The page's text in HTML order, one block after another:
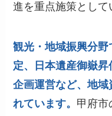
進を重点施策として
観光・地域振興分
定、日本遺産御嶽
企画運営など、地
れています。 甲府市